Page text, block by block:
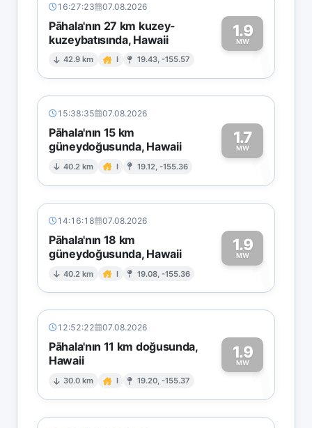
16:27:23 07.08.2026
Pāhala'nın 27 km kuzey-
kuzeybatısında, Hawaii
42.9 km I 19.43, -155.57
1.9
MW1
15:38:35 07.08.2026
Pāhala'nın 15 km
güneydoğusunda, Hawaii
40.2 km I 19.12, -155.36
1.7
MW1
14:16:18 07.08.2026
Pāhala'nın 18 km
güneydoğusunda, Hawaii
40.2 km I 19.08, -155.36
1.9
MW1
12:52:22 07.08.2026
Pāhala'nın 11 km doğusunda,
Hawaii
30.0 km I 19.20, -155.37
1.9
MW1